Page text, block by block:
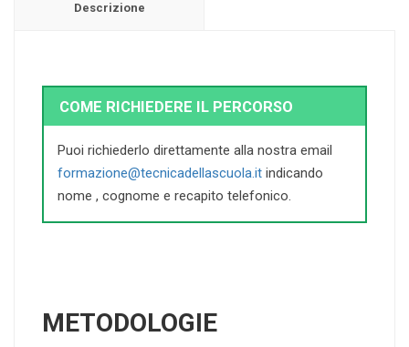
Descrizione
COME RICHIEDERE IL PERCORSO
Puoi richiederlo direttamente alla nostra email
formazione@tecnicadellascuola.it indicando
nome , cognome e recapito telefonico.
METODOLOGIE